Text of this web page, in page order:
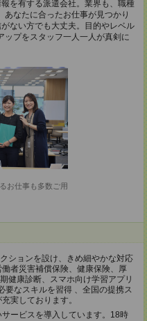
を有する派遣会社。業界も、職種
なたに合ったお仕事が見つかり
ない方でも大丈夫。目的やレベル
ップをスタッフ一人一人が真剣に
お仕事も多数ご用
ションを設け、きめ細やかな対応
者災害補償保険、健康保険、厚
健康診断、スマホ向け学習アプリ
要なスキルを習得 、全国の提携ス
実しております。
ービスを導入しています。18時